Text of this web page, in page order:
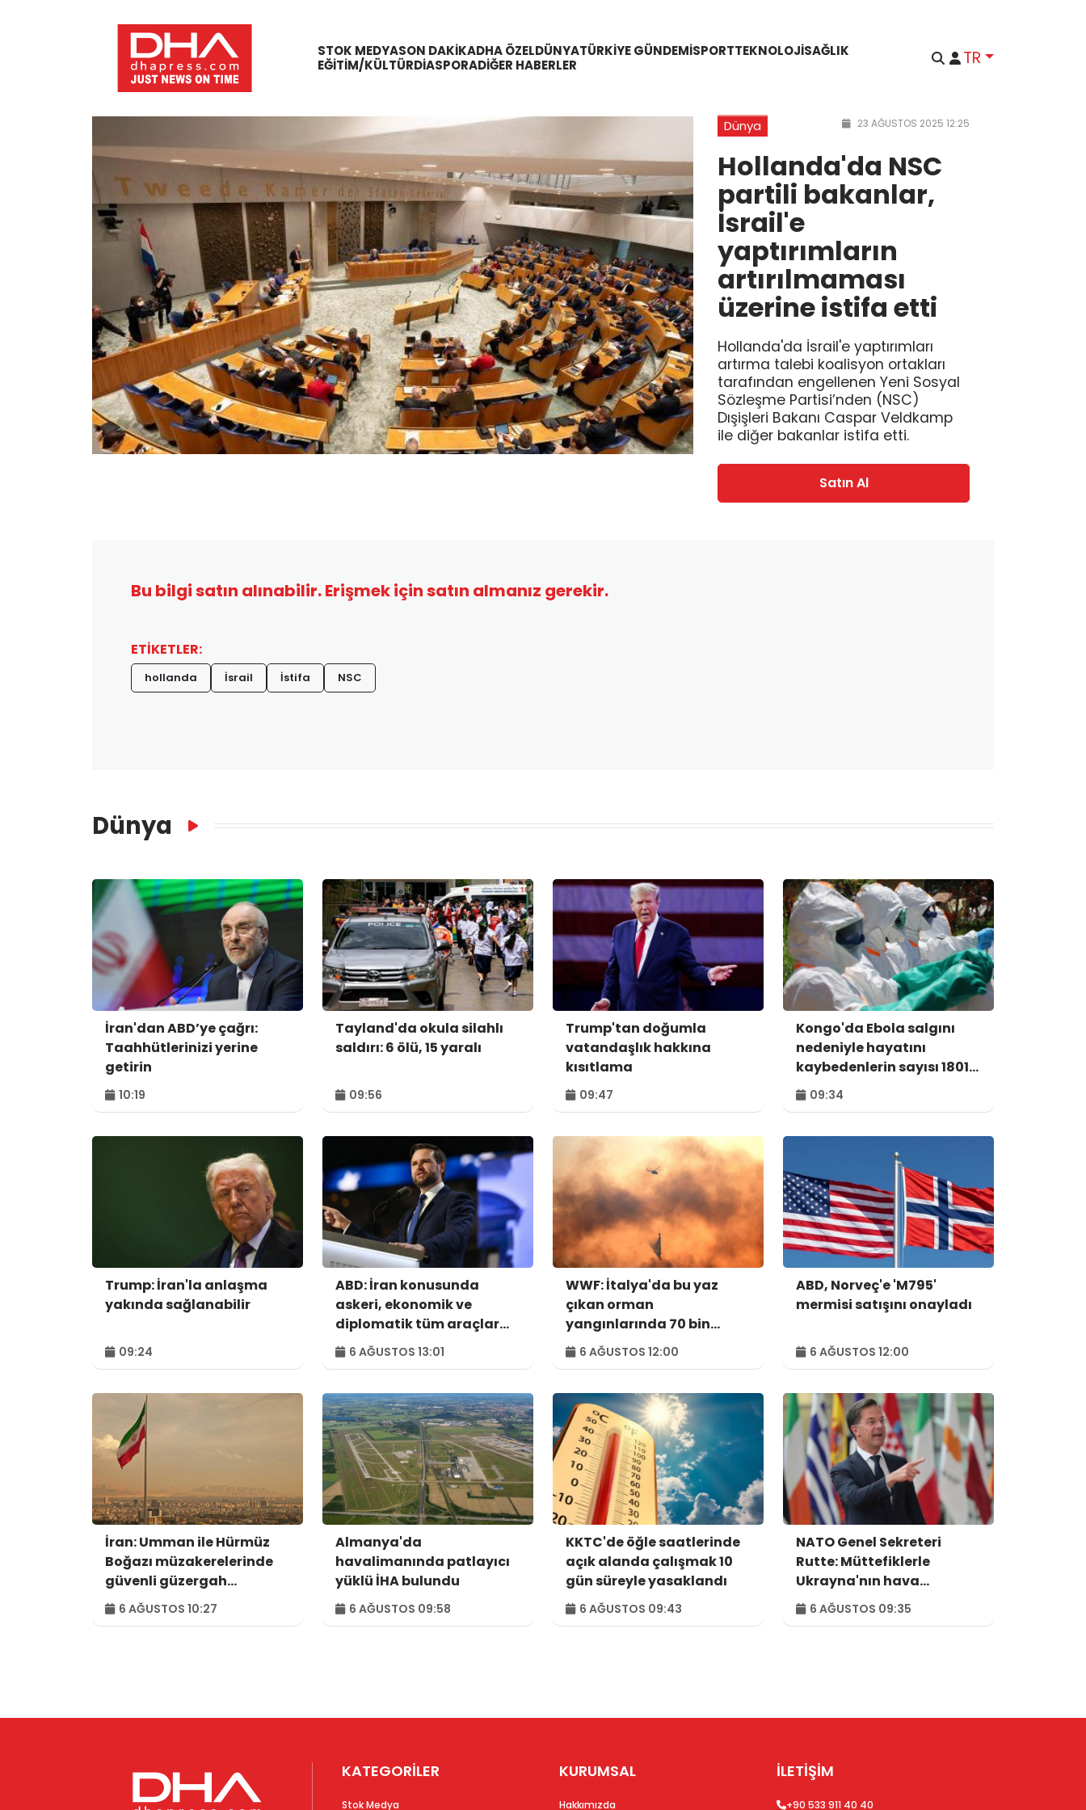
STOK MEDYASON DAKIKADHA ÖZELDÜNYATÜRKIYE GÜNDEMISPORTTEKNOLOJISAĞLIK
EĞITIM/KÜLTÜRDIASPORADIĞER HABERLER TR
Dünya 23 AĞUSTOS 2025 12:25
Hollanda'da NSC
partili bakanlar,
İsrail'e
yaptırımların
artırılmaması
üzerine istifa etti
Hollanda'da İsrail'e yaptırımları
artırma talebi koalisyon ortakları
tarafından engellenen Yeni Sosyal
Sözleşme Partisi’nden (NSC)
Dışişleri Bakanı Caspar Veldkamp
ile diğer bakanlar istifa etti.
Satın Al
Bu bilgi satın alınabilir. Erişmek için satın almanız gerekir.
ETİKETLER:
hollanda İsrail İstifa NSC
Dünya
İran'dan ABD’ye çağrı:
Taahhütlerinizi yerine
getirin
10:19
Tayland'da okula silahlı
saldırı: 6 ölü, 15 yaralı
09:56
Trump'tan doğumla
vatandaşlık hakkına
kısıtlama
09:47
Kongo'da Ebola salgını
nedeniyle hayatını
kaybedenlerin sayısı 1801'e
yükseldi
09:34
Trump: İran'la anlaşma
yakında sağlanabilir
09:24
ABD: İran konusunda
askeri, ekonomik ve
diplomatik tüm araçlar
kullanılacak
6 AĞUSTOS 13:01
WWF: İtalya'da bu yaz
çıkan orman
yangınlarında 70 bin
hektar alan kül oldu
6 AĞUSTOS 12:00
ABD, Norveç'e 'M795'
mermisi satışını onayladı
6 AĞUSTOS 12:00
İran: Umman ile Hürmüz
Boğazı müzakerelerinde
güvenli güzergah
konusunda anlaşmaya
vardık
6 AĞUSTOS 10:27
Almanya'da
havalimanında patlayıcı
yüklü İHA bulundu
6 AĞUSTOS 09:58
KKTC'de öğle saatlerinde
açık alanda çalışmak 10
gün süreyle yasaklandı
6 AĞUSTOS 09:43
NATO Genel Sekreteri
Rutte: Müttefiklerle
Ukrayna'nın hava
savunma ihtiyaçlarını
görüştük
6 AĞUSTOS 09:35
KATEGORİLER
Stok Medya
KURUMSAL
Hakkımızda
İLETİŞİM
+90 533 911 40 40